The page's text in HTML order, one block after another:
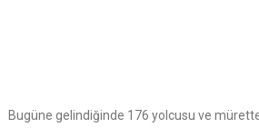
Bugüne gelindiğinde 176 yolcusu ve